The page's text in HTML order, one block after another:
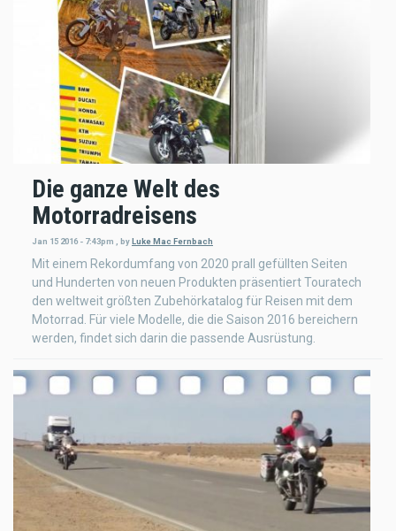
Die ganze Welt des
Motorradreisens
Jan 15 2016 - 7:43pm , byLuke Mac Fernbach
Mit einem Rekordumfang von 2020 prall gefüllten Seiten
und Hunderten von neuen Produkten präsentiert Touratech
den weltweit größten Zubehörkatalog für Reisen mit dem
Motorrad. Für viele Modelle, die die Saison 2016 bereichern
werden, findet sich darin die passende Ausrüstung.